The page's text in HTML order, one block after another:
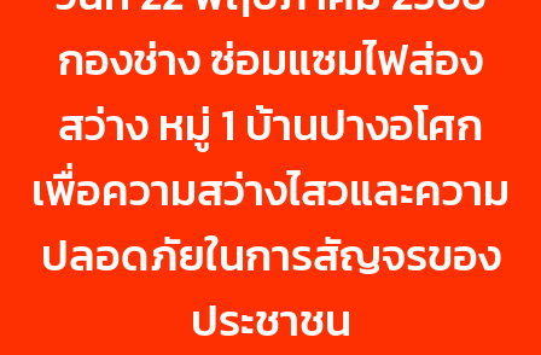
กองช่าง ซ่อมแซมไฟส่อง
สว่าง หมู่ 1 บ้านปางอโศก
เพื่อความสว่างไสวและความ
ปลอดภัยในการสัญจรของ
ประชาชน